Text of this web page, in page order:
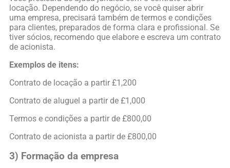
locação. Dependendo do negócio, se você quiser abrir
uma empresa, precisará também de termos e condições
para clientes, preparados de forma clara e profissional. Se
tiver sócios, recomendo que elabore e escreva um contrato
de acionista.
Exemplos de itens:
Contrato de locação a partir £1,200
Contrato de aluguel a partir de £1,000
Termos e condições a partir de £800,00
Contrato de acionista a partir de £800,00
3) Formação da empresa